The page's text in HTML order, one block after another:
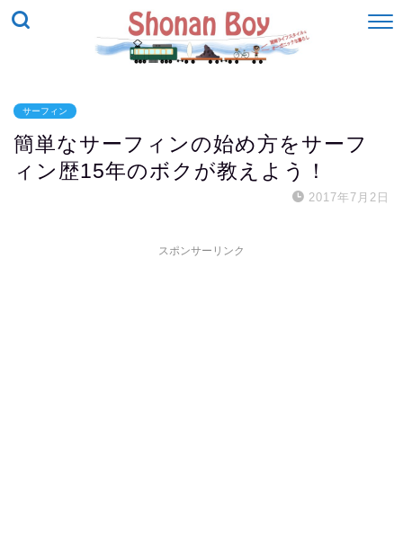
サーフィン
簡単なサーフィンの始め方をサーフ
ィン歴15年のボクが教えよう！
2017年7月2日
スポンサーリンク